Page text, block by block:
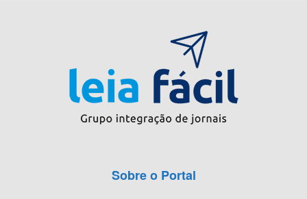
Sobre o Portal